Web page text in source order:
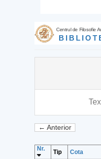
Centrul de Filosofie
← Anterior
Nr. Tip Cota